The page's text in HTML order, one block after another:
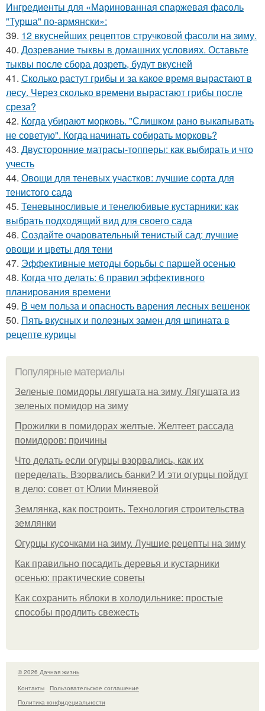
Ингредиенты для «Маринованная спаржевая фасоль
"Турша" по-армянски»:
39. 12 вкуснейших рецептов стручковой фасоли на зиму.
40. Дозревание тыквы в домашних условиях. Оставьте
тыквы после сбора дозреть, будут вкусней
41. Сколько растут грибы и за какое время вырастают в
лесу. Через сколько времени вырастают грибы после
среза?
42. Когда убирают морковь. "Слишком рано выкапывать
не советую". Когда начинать собирать морковь?
43. Двусторонние матрасы-топперы: как выбирать и что
учесть
44. Овощи для теневых участков: лучшие сорта для
тенистого сада
45. Теневыносливые и тенелюбивые кустарники: как
выбрать подходящий вид для своего сада
46. Создайте очаровательный тенистый сад: лучшие
овощи и цветы для тени
47. Эффективные методы борьбы с паршей осенью
48. Когда что делать: 6 правил эффективного
планирования времени
49. В чем польза и опасность варения лесных вешенок
50. Пять вкусных и полезных замен для шпината в
рецепте курицы
Популярные материалы
Зеленые помидоры лягушата на зиму. Лягушата из
зеленых помидор на зиму
Прожилки в помидорах желтые. Желтеет рассада
помидоров: причины
Что делать если огурцы взорвались, как их
переделать. Взорвались банки? И эти огурцы пойдут
в дело: совет от Юлии Миняевой
Землянка, как построить. Технология строительства
землянки
Огурцы кусочками на зиму. Лучшие рецепты на зиму
Как правильно посадить деревья и кустарники
осенью: практические советы
Как сохранить яблоки в холодильнике: простые
способы продлить свежесть
© 2026 Дачная жизнь
Контакты
Пользовательское соглашение
Политика конфидециальности